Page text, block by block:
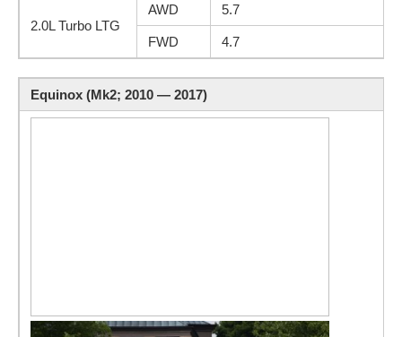
2.0L Turbo LTG
AWD 5.7
FWD 4.7
Equinox (Mk2; 2010 — 2017)